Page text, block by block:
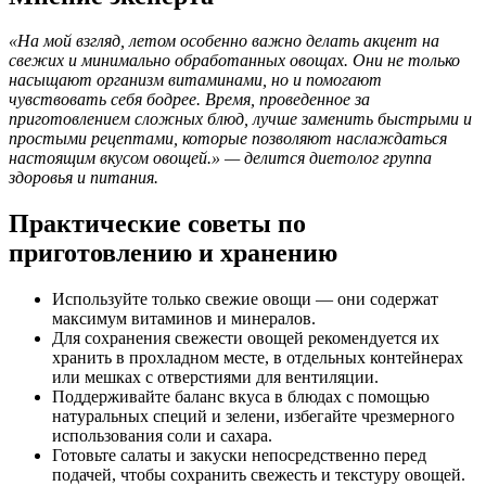
«На мой взгляд, летом особенно важно делать акцент на
свежих и минимально обработанных овощах. Они не только
насыщают организм витаминами, но и помогают
чувствовать себя бодрее. Время, проведенное за
приготовлением сложных блюд, лучше заменить быстрыми и
простыми рецептами, которые позволяют наслаждаться
настоящим вкусом овощей.» — делится диетолог группа
здоровья и питания.
Практические советы по
приготовлению и хранению
Используйте только свежие овощи — они содержат
максимум витаминов и минералов.
Для сохранения свежести овощей рекомендуется их
хранить в прохладном месте, в отдельных контейнерах
или мешках с отверстиями для вентиляции.
Поддерживайте баланс вкуса в блюдах с помощью
натуральных специй и зелени, избегайте чрезмерного
использования соли и сахара.
Готовьте салаты и закуски непосредственно перед
подачей, чтобы сохранить свежесть и текстуру овощей.